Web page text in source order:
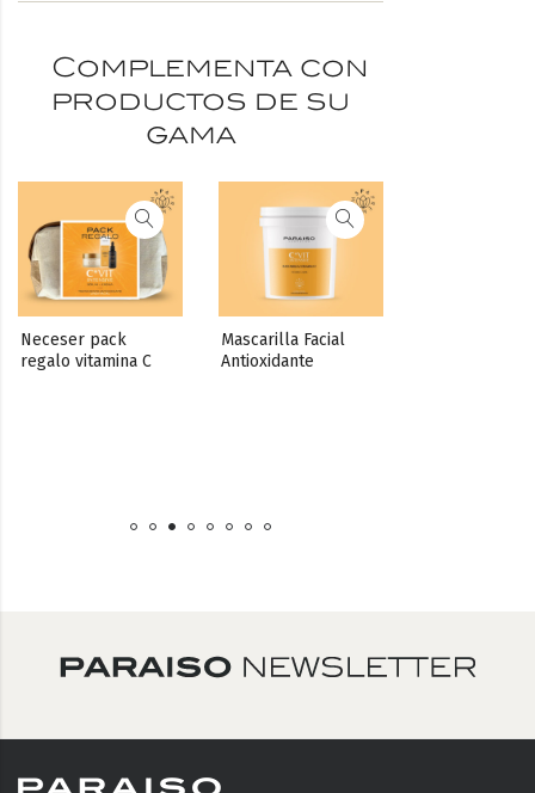
Complementa con
productos de su
gama
Neceser pack
regalo vitamina C
Mascarilla Facial
Antioxidante